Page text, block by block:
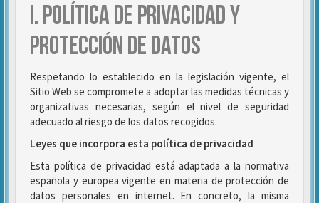
I. POLÍTICA DE PRIVACIDAD Y
PROTECCIÓN DE DATOS
Respetando lo establecido en la legislación vigente, el
Sitio Web se compromete a adoptar las medidas técnicas y
organizativas necesarias, según el nivel de seguridad
adecuado al riesgo de los datos recogidos.
Leyes que incorpora esta política de privacidad
Esta política de privacidad está adaptada a la normativa
española y europea vigente en materia de protección de
datos personales en internet. En concreto, la misma